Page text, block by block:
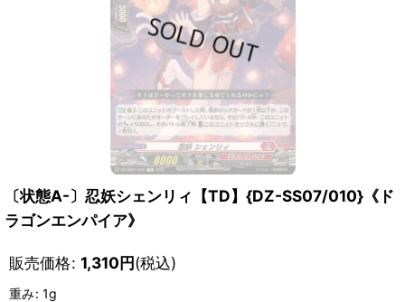
〔状態A-〕忍妖シェンリィ【TD】{DZ-SS07/010}《ド
ラゴンエンパイア》
販売価格: 1,310円(税込)
重み: 1g